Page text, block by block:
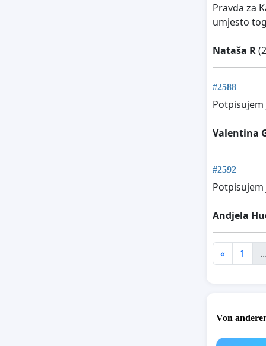
Pravda za
umjesto
Nataša R
#2588
Valentina
#2592
Andjela
« 1 ...
Von